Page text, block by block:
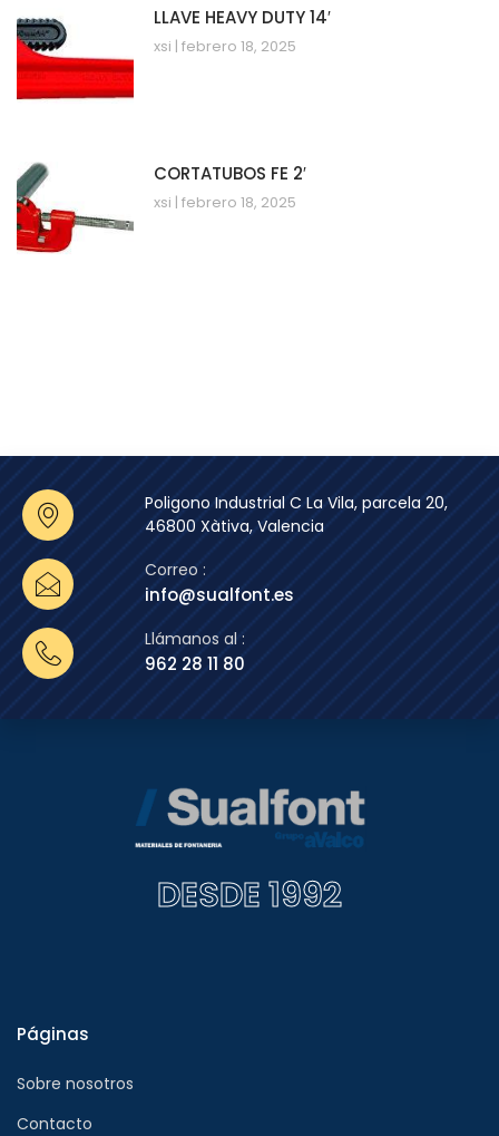
LLAVE HEAVY DUTY 14′
xsi febrero 18, 2025
CORTATUBOS FE 2′
xsi febrero 18, 2025
Poligono Industrial C La Vila, parcela 20,
46800 Xàtiva, Valencia
Correo :
info@sualfont.es
Llámanos al :
962 28 11 80
DESDE 1992
Páginas
Sobre nosotros
Contacto